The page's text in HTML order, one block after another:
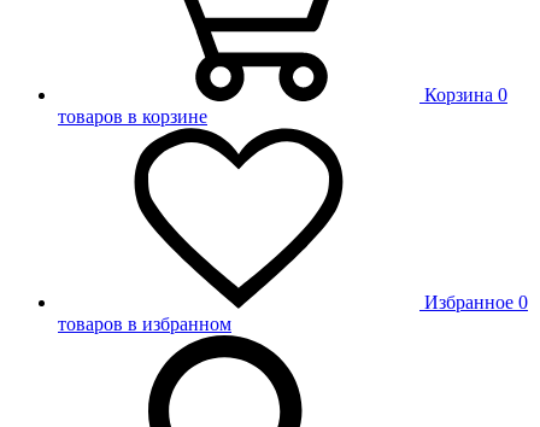
Корзина 0
товаров в корзине
Избранное 0
товаров в избранном